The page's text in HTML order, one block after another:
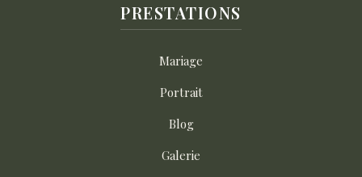
PRESTATIONS
Mariage
Portrait
Blog
Galerie